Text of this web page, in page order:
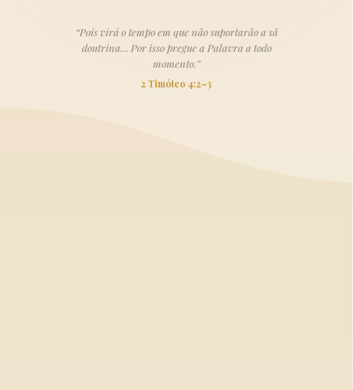
“Pois virá o tempo em que não suportarão a sã
doutrina… Por isso pregue a Palavra a todo
momento.”
2 Timóteo 4:2–3